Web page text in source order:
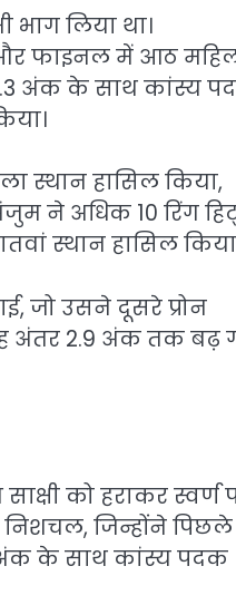
लिया था।
फाइनल में आठ
अंक के साथ कांस्य
स्थान हासिल किया,
ने अधिक 10 रिंग
स्थान हासिल
जो उसने दूसरे प्रोन
अंतर 2.9 अंक तक बढ़
को हराकर स्वर्ण
निशचल, जिन्होंने पिछले
के साथ कांस्य पदक